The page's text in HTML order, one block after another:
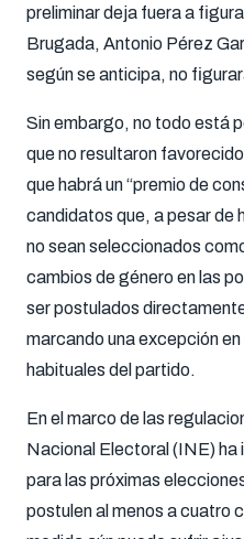
preliminar deja fuera a
Brugada, Antonio Pérez
según se anticipa, no
Sin embargo, no todo está
que no resultaron
que habrá un “premio de
candidatos que, a pesar de
no sean seleccionados
cambios de género en las
ser postulados
marcando una excepción
habituales del partido.
En el marco de las
Nacional Electoral (INE)
para las próximas
postulen al menos a cuatro